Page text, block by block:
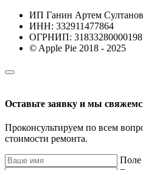
ИП Ганин Артем
ИНН: 332911477864
ОГРНИП:
© Apple Pie 2018 - 2025
Оставьте заявку и мы
Проконсультируем по всем
стоимости ремонта.
Поле